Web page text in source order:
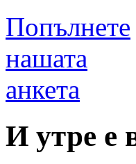
Попълнете
нашата
анкета
И утре е